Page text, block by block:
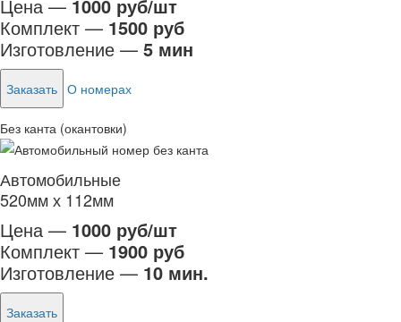
Цена — 1000 руб/шт
Комплект — 1500 руб
Изготовление — 5 мин
Заказать О номерах
Без канта (окантовки)
Автомобильные
520мм х 112мм
Цена — 1000 руб/шт
Комплект — 1900 руб
Изготовление — 10 мин.
Заказать